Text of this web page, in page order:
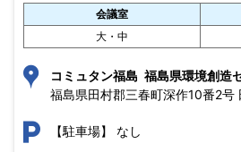
会議室
大・中
コミュタン福島 福島県環境創造
福島県田村郡三春町深作10番2号
【駐車場】 なし